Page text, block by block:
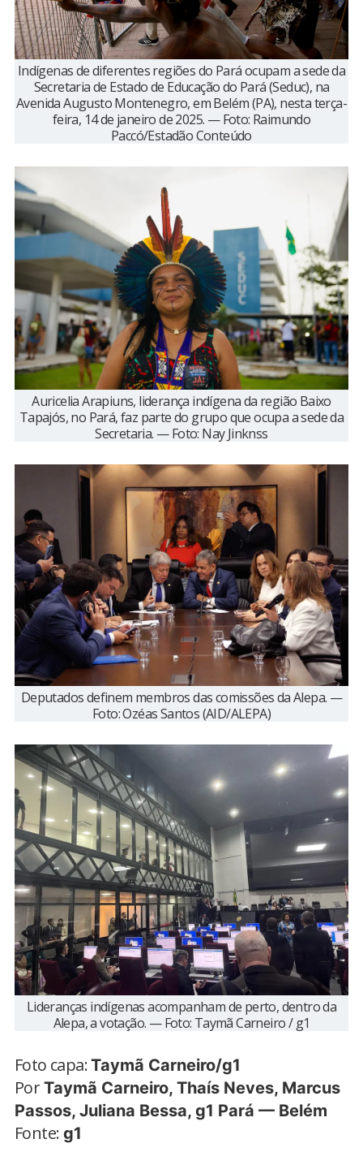
Indígenas de diferentes regiões do Pará ocupam a sede da
Secretaria de Estado de Educação do Pará (Seduc), na
Avenida Augusto Montenegro, em Belém (PA), nesta terça-
feira, 14 de janeiro de 2025. — Foto: Raimundo
Paccó/Estadão Conteúdo
Auricelia Arapiuns, liderança indígena da região Baixo
Tapajós, no Pará, faz parte do grupo que ocupa a sede da
Secretaria. — Foto: Nay Jinknss
Deputados definem membros das comissões da Alepa. —
Foto: Ozéas Santos (AID/ALEPA)
Lideranças indígenas acompanham de perto, dentro da
Alepa, a votação. — Foto: Taymã Carneiro / g1
Foto capa:Taymã Carneiro/g1
PorTaymã Carneiro, Thaís Neves, Marcus
Passos, Juliana Bessa, g1 Pará — Belém
Fonte: g1